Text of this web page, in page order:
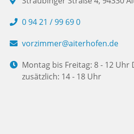
0 94 21 / 99 69 0
vorzimmer@aiterhofen.de
Montag bis Freitag: 8 - 12 Uhr
zusätzlich: 14 - 18 Uhr